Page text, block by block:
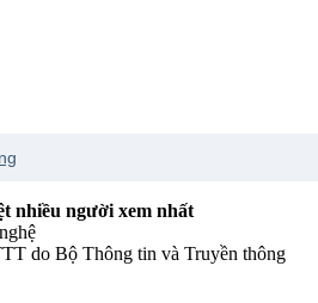
nhiều người xem nhất
do Bộ Thông tin và Truyền thông